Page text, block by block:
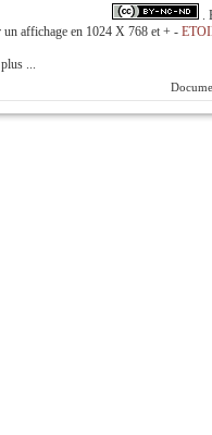
un affichage en 1024 X 768 et + -